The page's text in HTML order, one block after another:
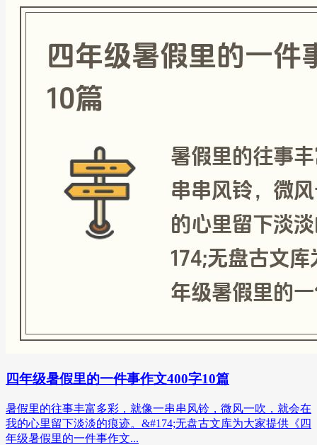
四年级暑假里的一件事作文400字10篇
暑假里的往事丰富多彩，就像一串串风铃，微风一吹，就会在
我的心里留下淡淡的痕迹。&#174;无盘古文库为大家提供《四
年级暑假里的一件事作文...